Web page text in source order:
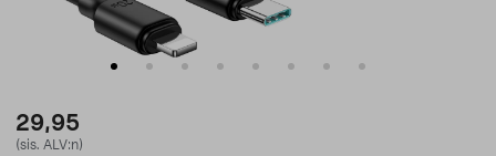
29,95
(sis. ALV:n)